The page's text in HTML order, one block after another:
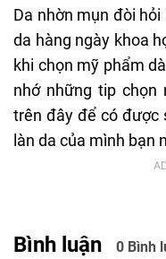
Da nhờn mụn đòi
da hàng ngày khoa
khi chọn mỹ phẩm
nhớ những tip
trên đây để có được
làn da của mình bạn
Bình luận 0 Bình